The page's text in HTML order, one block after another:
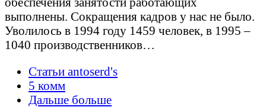
выполнены. Сокращения кадров у нас не было.
Уволилось в 1994 году 1459 человек, в 1995 –
1040 производственников…
Статьи antoserd's
5 комм
Дальше больше